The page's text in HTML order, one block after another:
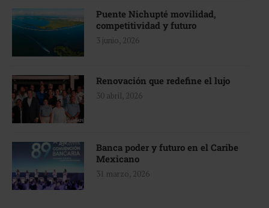
Puente Nichupté movilidad,
competitividad y futuro
3 junio, 2026
Renovación que redefine el lujo
30 abril, 2026
Banca poder y futuro en el Caribe
Mexicano
31 marzo, 2026